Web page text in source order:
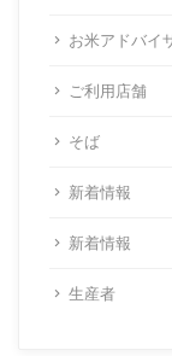
お米アドバイ
ご利用店舗
そば
新着情報
新着情報
生産者